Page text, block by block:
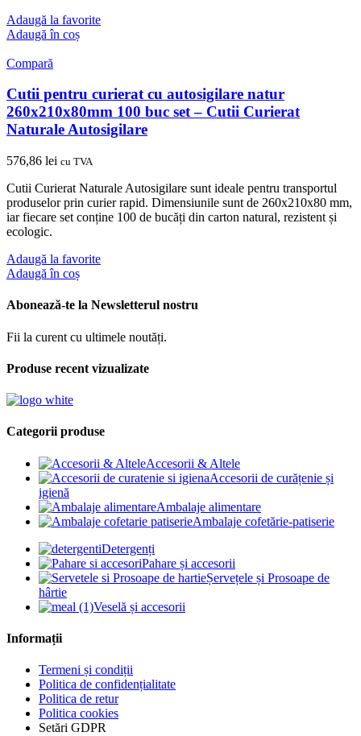
Adaugă la favorite
Adaugă în coș
Compară
Cutii pentru curierat cu autosigilare natur
260x210x80mm 100 buc set – Cutii Curierat
Naturale Autosigilare
576,86 lei cu TVA
Cutii Curierat Naturale Autosigilare sunt ideale pentru transportul
produselor prin curier rapid. Dimensiunile sunt de 260x210x80 mm,
iar fiecare set conține 100 de bucăți din carton natural, rezistent și
ecologic.
Adaugă la favorite
Adaugă în coș
Abonează-te la Newsletterul nostru
Fii la curent cu ultimele noutăți.
Produse recent vizualizate
Categorii produse
Accesorii & Altele
Accesorii de curățenie și
igienă
Ambalaje alimentare
Ambalaje cofetărie-patiserie
Detergenți
Pahare și accesorii
Șervețele și Prosoape de
hârtie
Veselă și accesorii
Informații
Termeni și condiții
Politica de confidențialitate
Politica de retur
Politica cookies
Setări GDPR